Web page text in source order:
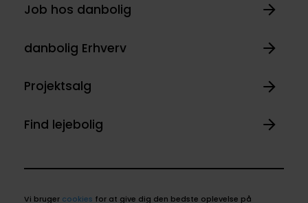
Job hos danbolig
danbolig Erhverv
Projektsalg
Find lejebolig
Vi bruger cookies for at give dig den bedste oplevelse på